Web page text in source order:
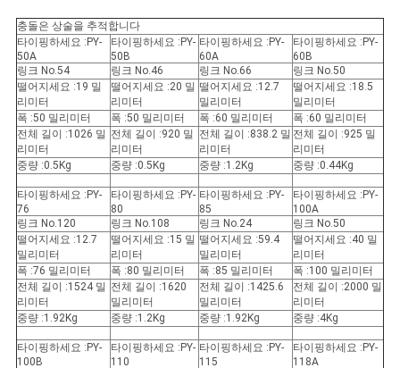
충돌은 상술을 추적합니다
타이핑하세요 :PY-
50A
타이핑하세요 :PY-
50B
타이핑하세요 :PY-
60A
타이핑하세요 :PY-
60B
링크 No.54
링크 No.46 링크 No.66
링크 No.50
떨어지세요 :19 밀
리미터
떨어지세요 :20 밀
리미터
떨어지세요 :12.7
밀리미터
떨어지세요 :18.5
밀리미터
폭 :50 밀리미터
폭 :50 밀리미터 폭 :60 밀리미터
폭 :60 밀리미터
전체 길이 :1026 밀
리미터
전체 길이 :920 밀
리미터
전체 길이 :838.2 밀
리미터
전체 길이 :925 밀
리미터
중량 :0.5Kg
중량 :0.5Kg 중량 :1.2Kg 중량 :0.44Kg
타이핑하세요 :PY-
76
타이핑하세요 :PY-
80
타이핑하세요 :PY-
85
타이핑하세요 :PY-
100A
링크 No.120
링크 No.108 링크 No.24
링크 No.50
떨어지세요 :12.7
밀리미터
떨어지세요 :15 밀
리미터
떨어지세요 :59.4
밀리미터
떨어지세요 :40 밀
리미터
폭 :76 밀리미터
폭 :80 밀리미터 폭 :85 밀리미터
폭 :100 밀리미터
전체 길이 :1524 밀
리미터
전체 길이 :1620
밀리미터
전체 길이 :1425.6
밀리미터
전체 길이 :2000 밀
리미터
중량 :1.92Kg
중량 :1.2Kg 중량 :1.92Kg 중량 :4Kg
타이핑하세요 :PY-
100B
타이핑하세요 :PY-
110
타이핑하세요 :PY-
115
타이핑하세요 :PY-
118A